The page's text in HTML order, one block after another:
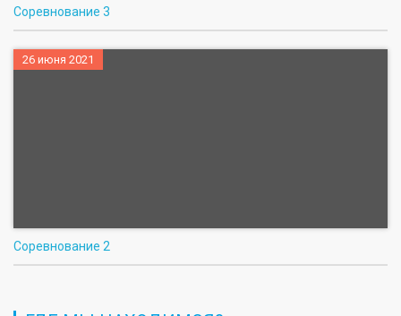
Соревнование 3
26 июня 2021
Соревнование 2